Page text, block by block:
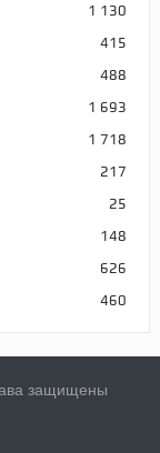
1 130
415
488
1 693
1 718
217
25
148
626
460
защищены